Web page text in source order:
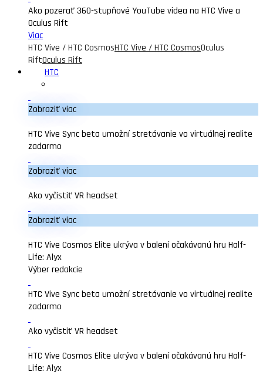
Ako pozerať 360-stupňové YouTube videa na HTC Vive a
Oculus Rift
Viac
HTC Vive / HTC CosmosHTC Vive / HTC CosmosOculus
RiftOculus Rift
HTC
Zobraziť viac
HTC Vive Sync beta umožní stretávanie vo virtuálnej realite
zadarmo
Zobraziť viac
Ako vyčistiť VR headset
Zobraziť viac
HTC Vive Cosmos Elite ukrýva v balení očakávanú hru Half-
Life: Alyx
Výber redakcie
HTC Vive Sync beta umožní stretávanie vo virtuálnej realite
zadarmo
Ako vyčistiť VR headset
HTC Vive Cosmos Elite ukrýva v balení očakávanú hru Half-
Life: Alyx